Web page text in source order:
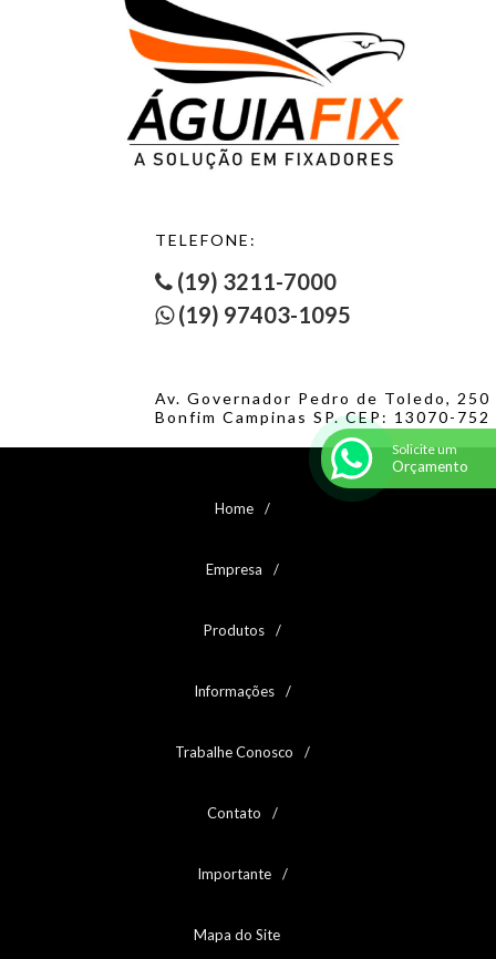
TELEFONE:
(19) 3211-7000
(19) 97403-1095
Av. Governador Pedro de Toledo, 250
Bonfim Campinas SP. CEP: 13070-752
Home
Empresa
Produtos
Informações
Trabalhe Conosco
Contato
Importante
Mapa do Site
Solicite um
Orçamento